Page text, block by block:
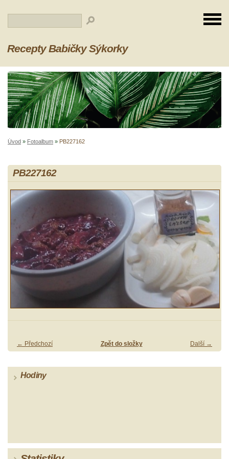
Recepty Babičky Sýkorky
Úvod » Fotoalbum » PB227162
PB227162
← Předchozí Další →
Zpět do složky
Hodiny